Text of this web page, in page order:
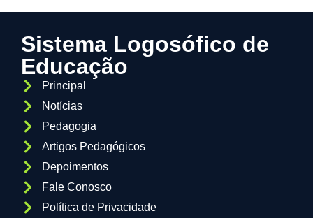
Sistema Logosófico de
Educação
Principal
Notícias
Pedagogia
Artigos Pedagógicos
Depoimentos
Fale Conosco
Política de Privacidade